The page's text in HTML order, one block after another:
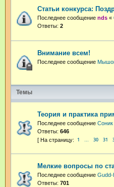
Статьи конкурса:
Последнее сообщение nds «
Ответы: 2
Внимание всем!
Последнее сообщение
Темы
Теория и практика
Последнее сообщение Соник
Ответы: 646
1 … 30 31
Мелкие вопросы по
Последнее сообщение Gudd-
Ответы: 701